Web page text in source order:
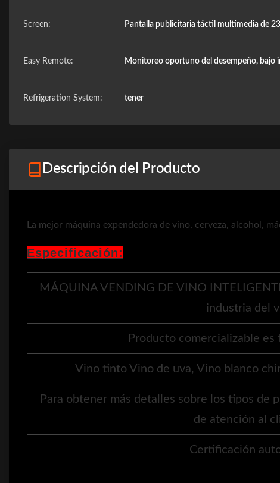
Screen: Pantalla publicitaria táctil multimedia de
Easy Remote: Monitoreo oportuno del desempeño, bajo
Refrigeration System: tener
Descripción del Producto
La mejor máquina expendedora de vino, cerveza, alcohol,
Especificación:
MÁQUINA VENDING DE VINO
industria del
Producto comercializable es
Vino tinto Vino de uva, Vino blanco
Para obtener más detalles sobre los tipos de
de atención al
Certificación